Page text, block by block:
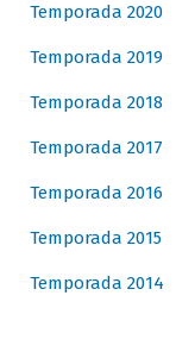
Temporada 2020
Temporada 2019
Temporada 2018
Temporada 2017
Temporada 2016
Temporada 2015
Temporada 2014